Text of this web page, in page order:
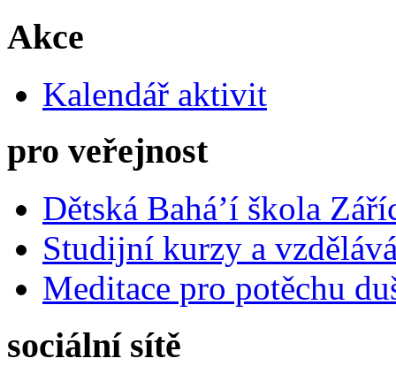
Akce
Kalendář aktivit
pro veřejnost
Dětská Bahá’í škola
Studijní kurzy a
Meditace pro potěchu
sociální sítě